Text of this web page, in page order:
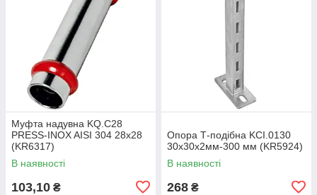
Муфта надувна KQ.C28
PRESS-INOX AISI 304 28x28
(KR6317)
В наявності
103,10 ₴
Опора Т-подібна KCI.0130
30x30x2мм-300 мм (KR5924)
В наявності
268 ₴